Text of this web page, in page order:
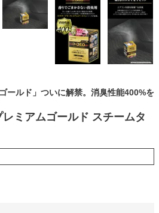
ールド」ついに解禁。消臭性能400%を
ミアムゴールド スチームタ